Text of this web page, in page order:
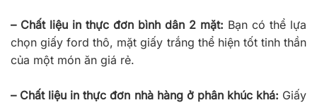
– Chất liệu in thực đơn bình dân 2 mặt: Bạn có thể lựa
chọn giấy ford thô, mặt giấy trắng thể hiện tốt tinh thần
của một món ăn giá rẻ.
– Chất liệu in thực đơn nhà hàng ở phân khúc khá: Giấy